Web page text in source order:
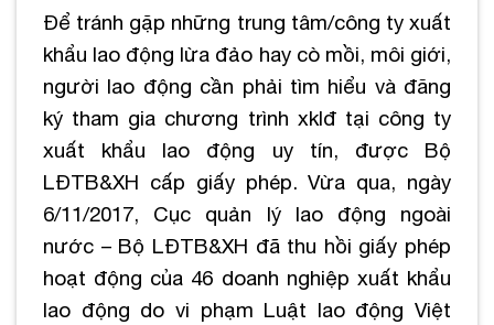
Để tránh gặp những trung tâm/công ty xuất
khẩu lao động lừa đảo hay cò mồi, môi giới,
người lao động cần phải tìm hiểu và đăng
ký tham gia chương trình xklđ tại công ty
xuất khẩu lao động uy tín, được Bộ
LĐTB&XH cấp giấy phép. Vừa qua, ngày
6/11/2017, Cục quản lý lao động ngoài
nước – Bộ LĐTB&XH đã thu hồi giấy phép
hoạt động của 46 doanh nghiệp xuất khẩu
lao động do vi phạm Luật lao động Việt